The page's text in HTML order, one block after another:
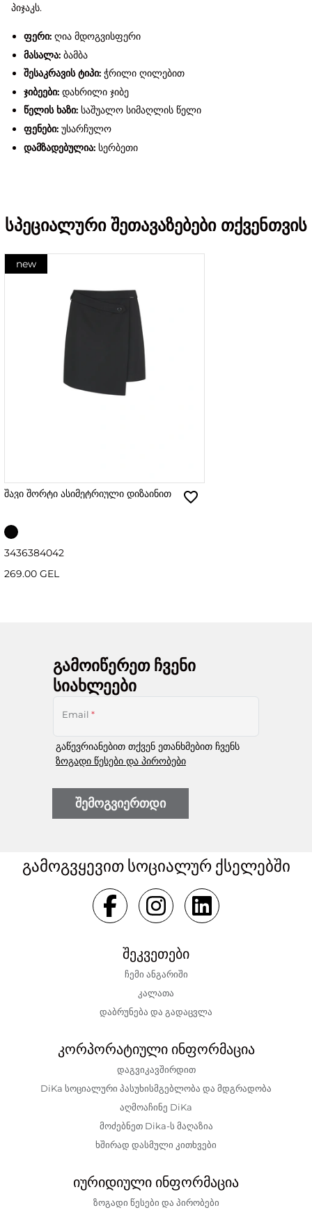
პიჯაკს.
ფერი:ღია მდოგვისფერი
მასალა:ბამბა
შესაკრავის ტიპი:ჭრილი ღილებით
ჯიბეები:დახრილი ჯიბე
წელის ხაზი:საშუალო სიმაღლის წელი
ფენები:უსარჩულო
დამზადებულია:სერბეთი
სპეციალური შეთავაზებები თქვენთვის
new
შავი შორტი ასიმეტრიული დიზაინით
3436384042
269.00 GEL
გამოიწერეთ ჩვენი
სიახლეები
Email *
გაწევრიანებით თქვენ ეთანხმებით ჩვენს
ზოგადი წესები და პირობები
შემოგვიერთდი
გამოგვყევით სოციალურ ქსელებში
შეკვეთები
ჩემი ანგარიში
კალათა
დაბრუნება და გადაცვლა
კორპორატიული ინფორმაცია
დაგვიკავშირდით
DiKa სოციალური პასუხისმგებლობა და მდგრადობა
აღმოაჩინე DiKa
მოძებნეთ Dika-ს მაღაზია
ხშირად დასმული კითხვები
იურიდიული ინფორმაცია
ზოგადი წესები და პირობები